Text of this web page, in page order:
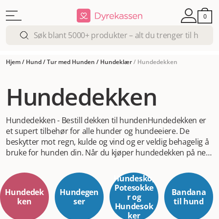
0
Hjem/ Hund/Tur med Hunden / Hundeklær/ Hundedekken
Hundedekken
Hundedekken - Bestill dekken til hundenHundedekken er
et supert tilbehør for alle hunder og hundeeiere. De
beskytter mot regn, kulde og vind og er veldig behagelig å
bruke for hunden din. Når du kjøper hundedekken på nett
hvordan du måler og det står størrelse på alle dekken til
hund. Hvis du trenger mer hjelp kan du sjekke med
kundeservice hos oss. Hundedekken og vinter hører
naturlig sammen. Du vet sikkert at hunder kan fryse, noen
Hundedek
ken
Hundegen
ser
Hundesko,
Potesokke
r og
Hundesok
ker
Bandana
til hund